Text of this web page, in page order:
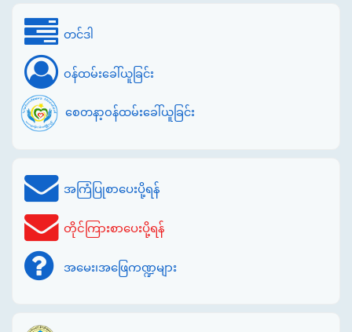
တင်ဒါ
ဝန်ထမ်းခေါ်ယူခြင်း
စေတနာ့ဝန်ထမ်းခေါ်ယူခြင်း
အကြံပြုစာပေးပို့ရန်
တိုင်ကြားစာပေးပို့ရန်
အမေး၊အဖြေကဏ္ဍများ